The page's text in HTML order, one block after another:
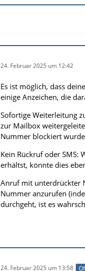
24. Februar 2025 um 12:42
Es ist möglich, dass
einige Anzeichen, die
Sofortige Weiterleitung
zur Mailbox
Nummer blockiert
Kein Rückruf oder SMS:
erhältst, könnte dies
Anruf mit unterdrückter
Nummer anzurufen
durchgeht, ist es
24. Februar 2025 um 13:58